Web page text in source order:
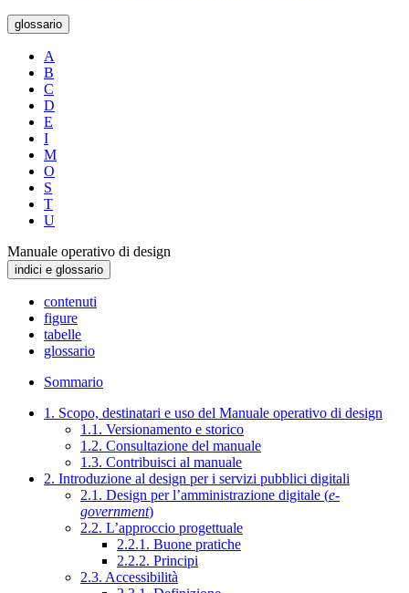
glossario
A
B
C
D
E
I
M
O
S
T
U
Manuale operativo di design
indici e glossario
contenuti
figure
tabelle
glossario
Sommario
1. Scopo, destinatari e uso del Manuale operativo di design
1.1. Versionamento e storico
1.2. Consultazione del manuale
1.3. Contribuisci al manuale
2. Introduzione al design per i servizi pubblici digitali
2.1. Design per l’amministrazione digitale (e-
government)
2.2. L’approccio progettuale
2.2.1. Buone pratiche
2.2.2. Principi
2.3. Accessibilità